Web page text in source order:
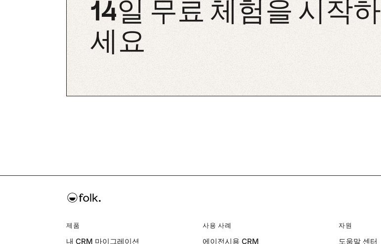
14일 무료 체험을 시작하
세요
제품
내 CRM 마이그레이션
사용 사례
에이전시용 CRM
자원
도움말 센터